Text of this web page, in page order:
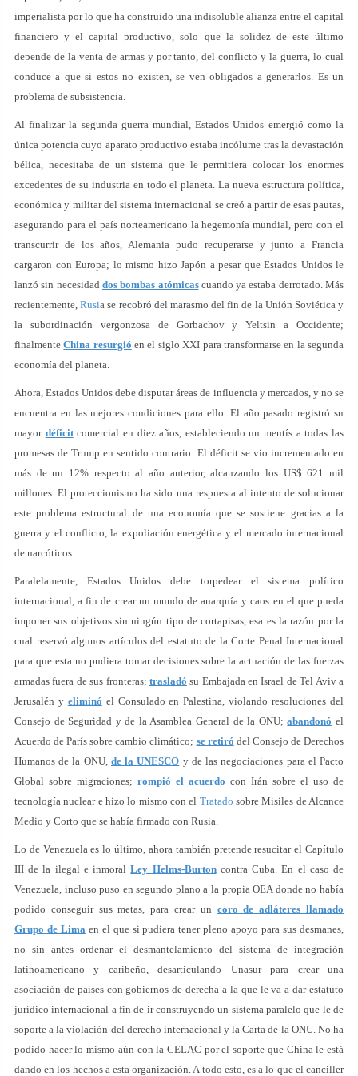
imperialista por lo que ha construido una indisoluble alianza entre el capital
financiero y el capital productivo, solo que la solidez de este último
depende de la venta de armas y por tanto, del conflicto y la guerra, lo cual
conduce a que si estos no existen, se ven obligados a generarlos. Es un
problema de subsistencia.
Al finalizar la segunda guerra mundial, Estados Unidos emergió como la
única potencia cuyo aparato productivo estaba incólume tras la devastación
bélica, necesitaba de un sistema que le permitiera colocar los enormes
excedentes de su industria en todo el planeta. La nueva estructura política,
económica y militar del sistema internacional se creó a partir de esas pautas,
asegurando para el país norteamericano la hegemonía mundial, pero con el
transcurrir de los años, Alemania pudo recuperarse y junto a Francia
cargaron con Europa; lo mismo hizo Japón a pesar que Estados Unidos le
lanzó sin necesidad dos bombas atómicascuando ya estaba derrotado. Más
recientemente,Rusia se recobró del marasmo del fin de la Unión Soviética y
la subordinación vergonzosa de Gorbachov y Yeltsin a Occidente;
finalmenteChina resurgió en el siglo XXI para transformarse en la segunda
economía del planeta.
Ahora, Estados Unidos debe disputar áreas de influencia y mercados, y no se
encuentra en las mejores condiciones para ello. El año pasado registró su
mayor déficitcomercial en diez años, estableciendo un mentís a todas las
promesas de Trump en sentido contrario. El déficit se vio incrementado en
más de un 12% respecto al año anterior, alcanzando los US$ 621 mil
millones. El proteccionismo ha sido una respuesta al intento de solucionar
este problema estructural de una economía que se sostiene gracias a la
guerra y el conflicto, la expoliación energética y el mercado internacional
de narcóticos.
Paralelamente, Estados Unidos debe torpedear el sistema político
internacional, a fin de crear un mundo de anarquía y caos en el que pueda
imponer sus objetivos sin ningún tipo de cortapisas, esa es la razón por la
cual reservó algunos artículos del estatuto de la Corte Penal Internacional
para que esta no pudiera tomar decisiones sobre la actuación de las fuerzas
armadas fuera de sus fronteras; trasladó su Embajada en Israel de Tel Aviv a
Jerusalén y eliminó el Consulado en Palestina, violando resoluciones del
Consejo de Seguridad y de la Asamblea General de la ONU;abandonó el
Acuerdo de París sobre cambio climático; se retiró del Consejo de Derechos
Humanos de la ONU, de la UNESCO y de las negociaciones para el Pacto
Global sobre migraciones; rompió el acuerdo con Irán sobre el uso de
tecnología nuclear e hizo lo mismo con el Tratado sobre Misiles de Alcance
Medio y Corto que se había firmado con Rusia.
Lo de Venezuela es lo último, ahora también pretende resucitar el Capítulo
III de la ilegal e inmoralLey Helms-Burtoncontra Cuba. En el caso de
Venezuela, incluso puso en segundo plano a la propia OEA donde no había
podido conseguir sus metas, para crear un coro de adláteres llamado
Grupo de Limaen el que si pudiera tener pleno apoyo para sus desmanes,
no sin antes ordenar el desmantelamiento del sistema de integración
latinoamericano y caribeño, desarticulando Unasur para crear una
asociación de países con gobiernos de derecha a la que le va a dar estatuto
jurídico internacional a fin de ir construyendo un sistema paralelo que le de
soporte a la violación del derecho internacional y la Carta de la ONU. No ha
podido hacer lo mismo aún con la CELAC por el soporte que China le está
dando en los hechos a esta organización. A todo esto, es a lo que el canciller